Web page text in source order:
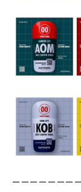
ーーーーーーー